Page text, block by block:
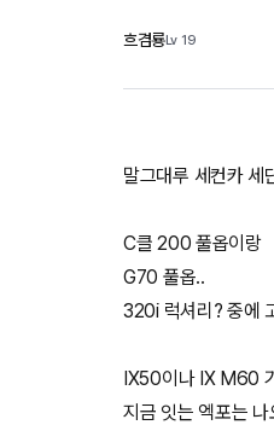
흐겸룡Lv 19
말그대루 세컨카 세
C클 200 풀옵이랑
G70 풀옵..
320i 럭셔리? 중에
IX50이나 IX M60
지금 잇는 엑포는